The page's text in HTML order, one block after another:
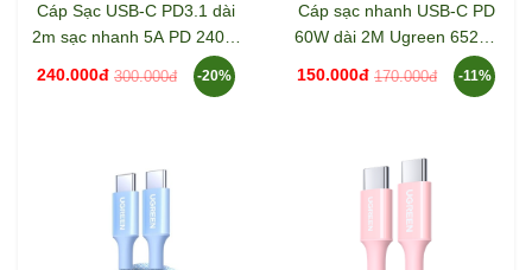
Cáp Sạc USB-C PD3.1 dài
2m sạc nhanh 5A PD 240W
Ugreen 45068 L513
240.000đ 300.000đ -20%
Cáp sạc nhanh USB-C PD
60W dài 2M Ugreen 65248
150.000đ 170.000đ -11%